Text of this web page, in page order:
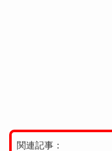
関連記事：